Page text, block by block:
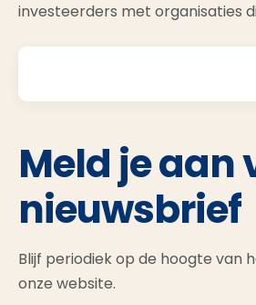
investeerders met organisaties
Meld je aan
nieuwsbrief
Blijf periodiek op de hoogte van
onze website.